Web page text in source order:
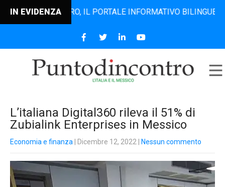
IN EVIDENZAIL PORTALE INFORMATIVO BILINGUE CHE
L’italiana Digital360 rileva il 51% di
Zubialink Enterprises in Messico
Economia e finanza | Dicembre 12, 2022 Nessun commento